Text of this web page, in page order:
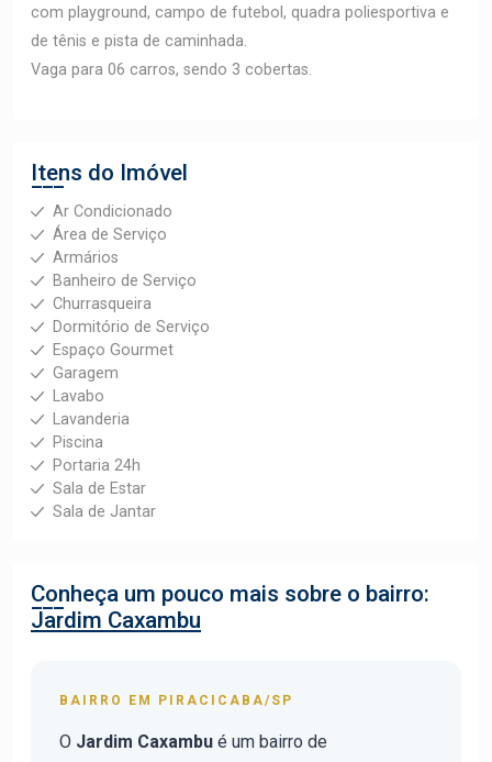
com playground, campo de futebol, quadra poliesportiva e
de tênis e pista de caminhada.
Vaga para 06 carros, sendo 3 cobertas.
Itens do Imóvel
Ar Condicionado
Área de Serviço
Armários
Banheiro de Serviço
Churrasqueira
Dormitório de Serviço
Espaço Gourmet
Garagem
Lavabo
Lavanderia
Piscina
Portaria 24h
Sala de Estar
Sala de Jantar
Conheça um pouco mais sobre o bairro:
Jardim Caxambu
BAIRRO EM PIRACICABA/SP
O Jardim Caxambu é um bairro de